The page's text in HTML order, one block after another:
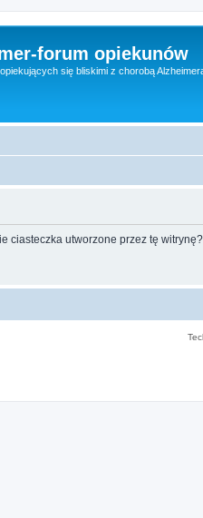
forum opiekunów
się bliskimi z chorobą
ciasteczka utworzone przez tę witrynę?